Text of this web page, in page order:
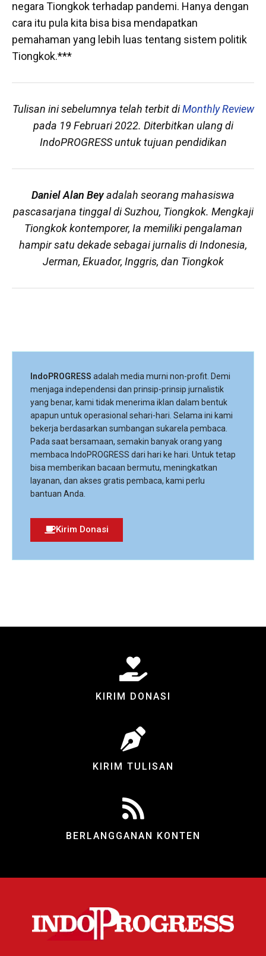
negara Tiongkok terhadap pandemi. Hanya dengan
cara itu pula kita bisa bisa mendapatkan
pemahaman yang lebih luas tentang sistem politik
Tiongkok.***
Tulisan ini sebelumnya telah terbit diMonthly Review
pada 19 Februari 2022. Diterbitkan ulang di
IndoPROGRESS untuk tujuan pendidikan
Daniel Alan Beyadalah seorang mahasiswa
pascasarjana tinggal di Suzhou, Tiongkok. Mengkaji
Tiongkok kontemporer, Ia memiliki pengalaman
hampir satu dekade sebagai jurnalis di Indonesia,
Jerman, Ekuador, Inggris, dan Tiongkok
IndoPROGRESS adalah media murni non-profit. Demi
menjaga independensi dan prinsip-prinsip jurnalistik
yang benar, kami tidak menerima iklan dalam bentuk
apapun untuk operasional sehari-hari. Selama ini kami
bekerja berdasarkan sumbangan sukarela pembaca.
Pada saat bersamaan, semakin banyak orang yang
membaca IndoPROGRESS dari hari ke hari. Untuk tetap
bisa memberikan bacaan bermutu, meningkatkan
layanan, dan akses gratis pembaca, kami perlu
bantuan Anda.
Kirim Donasi
KIRIM DONASI
KIRIM TULISAN
BERLANGGANAN KONTEN